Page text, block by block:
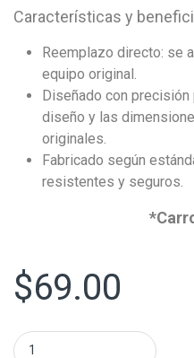
Características y
Reemplazo directo: se
equipo original.
Diseñado con precisión
diseño y las
originales.
Fabricado según
resistentes y seguros.
$69.00
Plato Delantero Derecho